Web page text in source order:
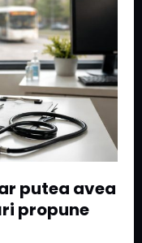
putea avea
propune